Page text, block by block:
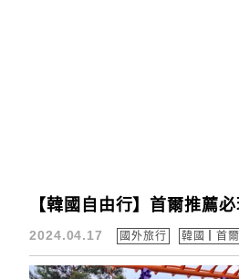
【韓國自由行】首爾推薦
2024.04.17 國外旅行 韓國┃首